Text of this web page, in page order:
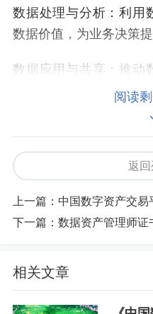
数据处理与分析：利用
数据价值，为业务决策提
数据应用与共享：推动
共享，促进数据的价值
数据安全与合规：建立
都符合相关法律法规和规
三、关键要素
解和使用。
阅读
返回
上一篇： 中国数字资产交易
下一篇： 数据资产管理师证
相关文章